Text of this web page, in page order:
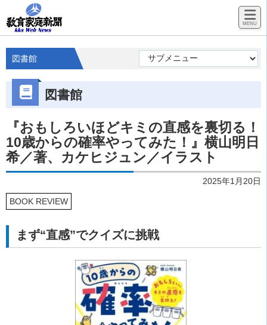
図書館
図書館
『おもしろいほどキミの直感を裏切る！
10歳からの確率やってみた！』横山明日
希／著、カケヒジュン／イラスト
2025年1月20日
BOOK REVIEW
まず“直感”でクイズに挑戦